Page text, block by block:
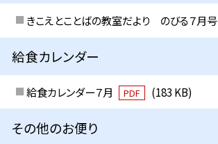
きこえとことばの教室だより のびる７月号
給食カレンダー
給食カレンダー７月 PDF (183 KB)
その他のお便り